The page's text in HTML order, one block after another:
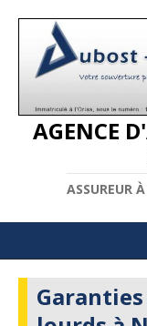
AGENCE
ASSUREUR